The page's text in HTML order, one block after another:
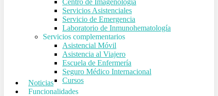
Centro de Imagenología
Servicios Asistenciales
Servicio de Emergencia
Laboratorio de Inmunohematología
Servicios complementarios
Asistencial Móvil
Asistencia al Viajero
Escuela de Enfermería
Seguro Médico Internacional
Cursos
Noticias
Funcionalidades